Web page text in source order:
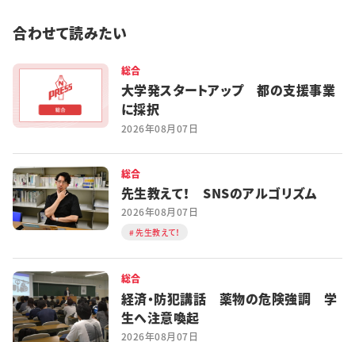
合わせて読みたい
総合
大学発スタートアップ 都の支援事業
に採択
2026年08月07日
総合
先生教えて！ SNSのアルゴリズム
2026年08月07日
先生教えて！
総合
経済・防犯講話 薬物の危険強調 学
生へ注意喚起
2026年08月07日